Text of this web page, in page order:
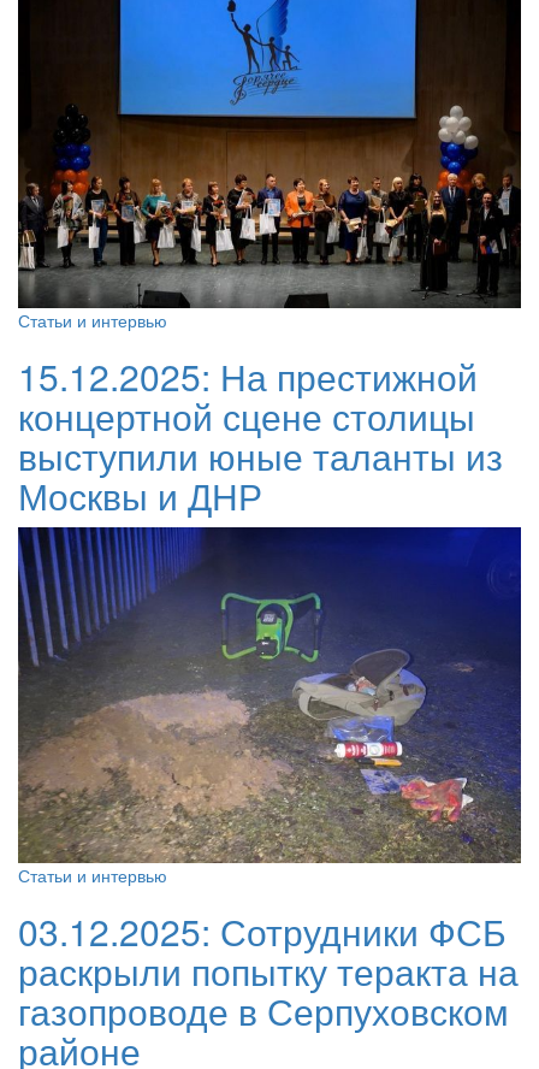
Статьи и интервью
15.12.2025: На престижной
концертной сцене столицы
выступили юные таланты из
Москвы и ДНР
Статьи и интервью
03.12.2025: Сотрудники ФСБ
раскрыли попытку теракта на
газопроводе в Серпуховском
районе